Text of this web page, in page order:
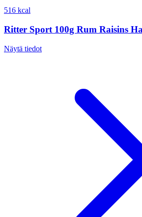
516 kcal
Ritter Sport 100g Rum Raisins
Näytä tiedot